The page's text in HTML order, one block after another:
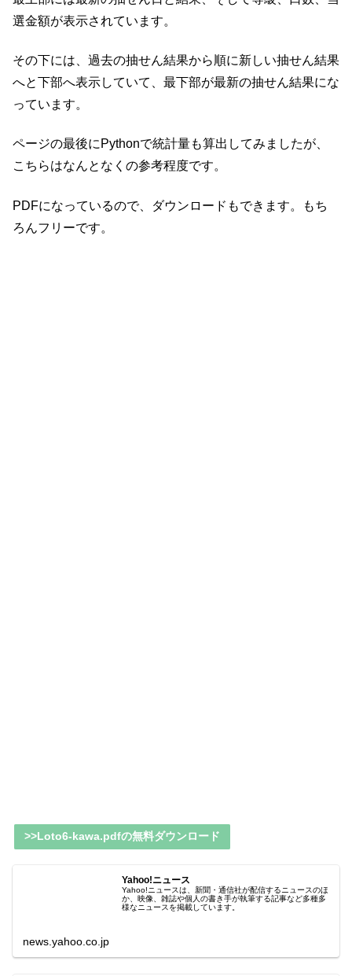
選金額が表示されています。
その下には、過去の抽せん結果から順に新しい抽せん結果
へと下部へ表示していて、最下部が最新の抽せん結果にな
っています。
ページの最後にPythonで統計量も算出してみましたが、
こちらはなんとなくの参考程度です。
PDFになっているので、ダウンロードもできます。もち
ろんフリーです。
>>Loto6-kawa.pdfの無料ダウンロード
Yahoo!ニュース
Yahoo!ニュースは、新聞・通信社が配信するニュースのほ
か、映像、雑誌や個人の書き手が執筆する記事など多種多
様なニュースを掲載しています。
news.yahoo.co.jp